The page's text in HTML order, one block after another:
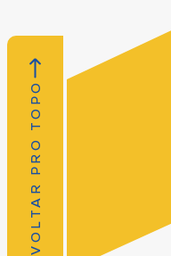
VOLTAR PRO TOPO